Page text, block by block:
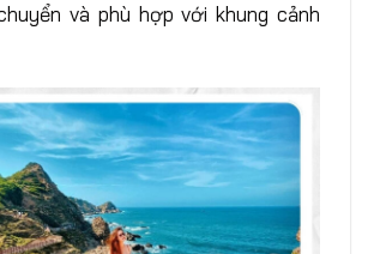
và phù hợp với khung cảnh